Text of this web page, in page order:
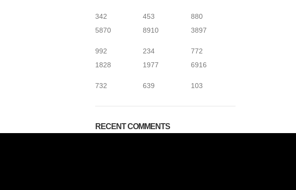
342 453
880
5870
992
8910
234
3897
772
1828
732
1977
639
6916
103
RECENT COMMENTS